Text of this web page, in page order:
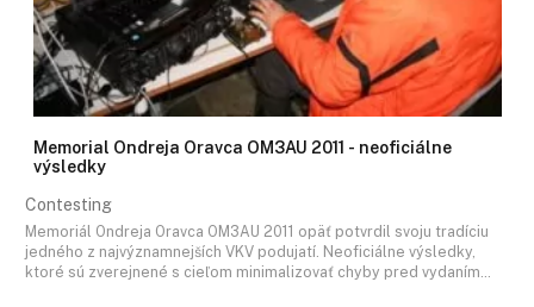
Memorial Ondreja Oravca OM3AU 2011 - neoficiálne
výsledky
Contesting
Memoriál Ondreja Oravca OM3AU 2011 opäť potvrdil svoju tradíciu
jedného z najvýznamnejších VKV podujatí. Neoficiálne výsledky,
ktoré sú zverejnené s cieľom minimalizovať chyby pred vydaním…